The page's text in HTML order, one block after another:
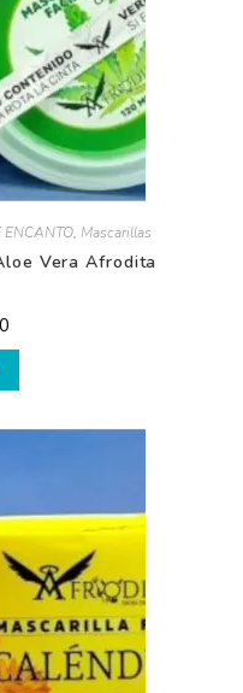
ENCANTO, Mascarillas
Vera Afrodita